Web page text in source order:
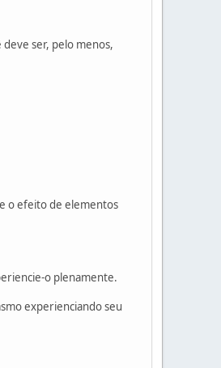
ser, pelo menos,
o efeito de elementos
o plenamente.
experienciando seu